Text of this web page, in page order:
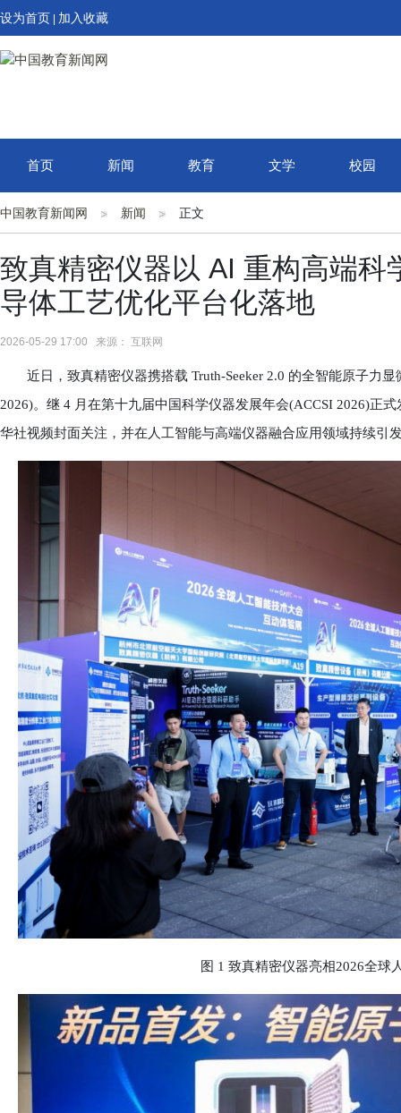
设为首页 加入收藏
首页 新闻 教育 文学 校园
中国教育新闻网 新闻 正文
致真精密仪器以 AI 重构高端科
导体工艺优化平台化落地
2026-05-29 17:00 来源： 互联网
近日，致真精密仪器携搭载 Truth-Seeker 2.0 的全智能原子力显
2026)。继 4 月在第十九届中国科学仪器发展年会(ACCSI 2026)正
华社视频封面关注，并在人工智能与高端仪器融合应用领域持续引
图 1 致真精密仪器亮相2026全球